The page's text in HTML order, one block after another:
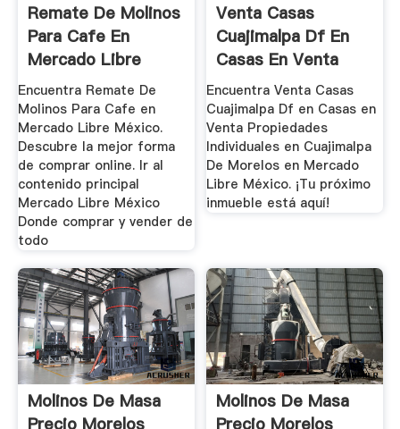
Remate De Molinos
Para Cafe En
Mercado Libre
México
Encuentra Remate De
Molinos Para Cafe en
Mercado Libre México.
Descubre la mejor forma
de comprar online. Ir al
contenido principal
Mercado Libre México
Donde comprar y vender de
todo
Venta Casas
Cuajimalpa Df En
Casas En Venta
Propiedades ...
Encuentra Venta Casas
Cuajimalpa Df en Casas en
Venta Propiedades
Individuales en Cuajimalpa
De Morelos en Mercado
Libre México. ¡Tu próximo
inmueble está aquí!
Molinos De Masa
Precio Morelos
Molinos De Masa
Precio Morelos